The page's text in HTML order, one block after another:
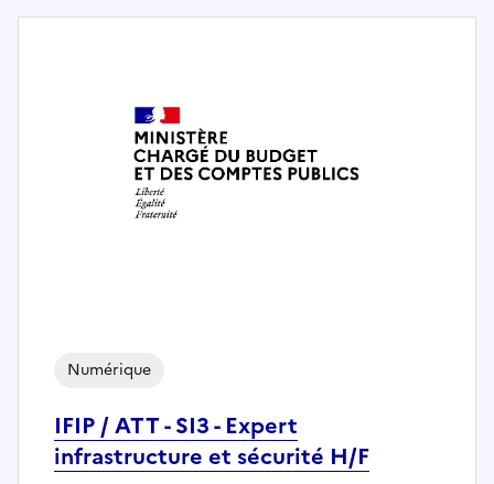
IFIP / ATT - SI3 - Expert
infrastructure et sécurité H/F
Numérique